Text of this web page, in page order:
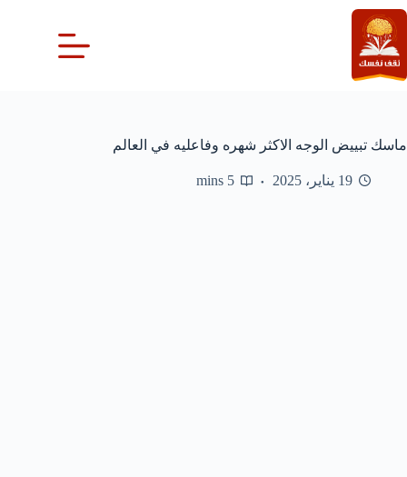
التجاوز
إلى
المحتوى
ماسك تبييض الوجه الاكثر شهره وفاعليه في العالم
19 يناير، 2025 5 mins